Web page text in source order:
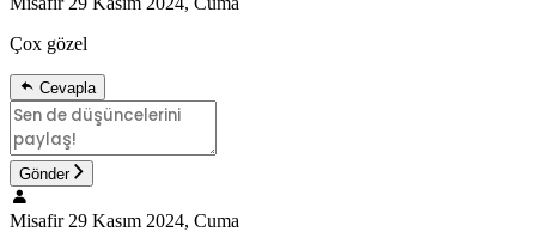
Çox gözel
Cevapla
Gönder
Misafir 29 Kasım 2024, Cuma